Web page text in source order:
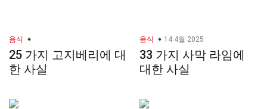
음식
25 가지 고지베리에 대
한 사실
음식 14 4월 2025
33 가지 사막 라임에
대한 사실